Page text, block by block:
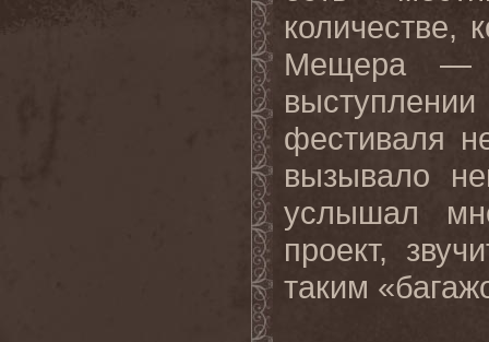
количестве,
Мещера —
фестиваля
вызывало
услышал
проект,
таким